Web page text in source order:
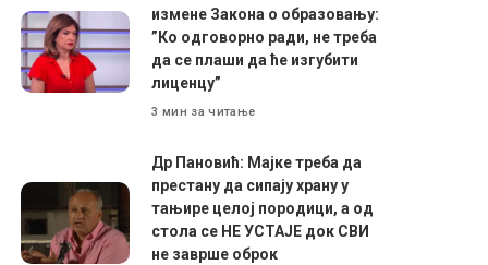
измене Закона о образовању:
”Ко одговорно ради, не треба
да се плаши да ће изгубити
лиценцу”
3 мин за читање
Др Пановић: Мајке треба да
престану да сипају храну у
тањире целој породици, а од
стола се НЕ УСТАЈЕ док СВИ
не заврше оброк